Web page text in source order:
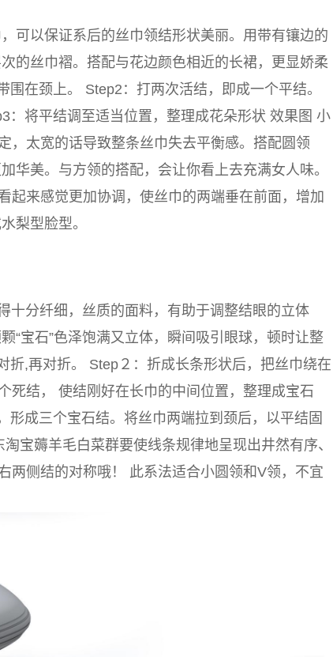
可以保证系后的丝巾领结形状美丽。用带有镶边的
的丝巾褶。搭配与花边颜色相近的长裙，更显娇柔
在颈上。 Step2：打两次活结，即成一个平结。
：将平结调至适当位置，整理成花朵形状 效果图 小
，太宽的话导致整条丝巾失去平衡感。搭配圆领
华美。与方领的搭配，会让你看上去充满女人味。
起来感觉更加协调，使丝巾的两端垂在前面，增加
梨型脸型。
十分纤细，丝质的面料，有助于调整结眼的立体
“宝石”色泽饱满又立体，瞬间吸引眼球，顿时让整
折,再对折。 Step２：折成长条形状后，把丝巾绕在
死结， 使结刚好在长巾的中间位置，整理成宝石
形成三个宝石结。将丝巾两端拉到颈后，以平结固
宝薅羊毛白菜群要使线条规律地呈现出井然有序、
两侧结的对称哦！ 此系法适合小圆领和V领，不宜